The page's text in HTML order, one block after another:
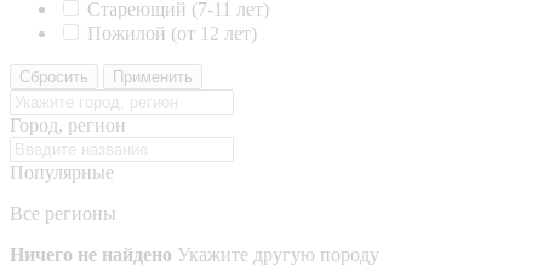
Стареющий (7-11 лет)
Пожилой (от 12 лет)
Сбросить Применить
Город, регион
Популярные
Все регионы
Ничего не найдено Укажите другую породу